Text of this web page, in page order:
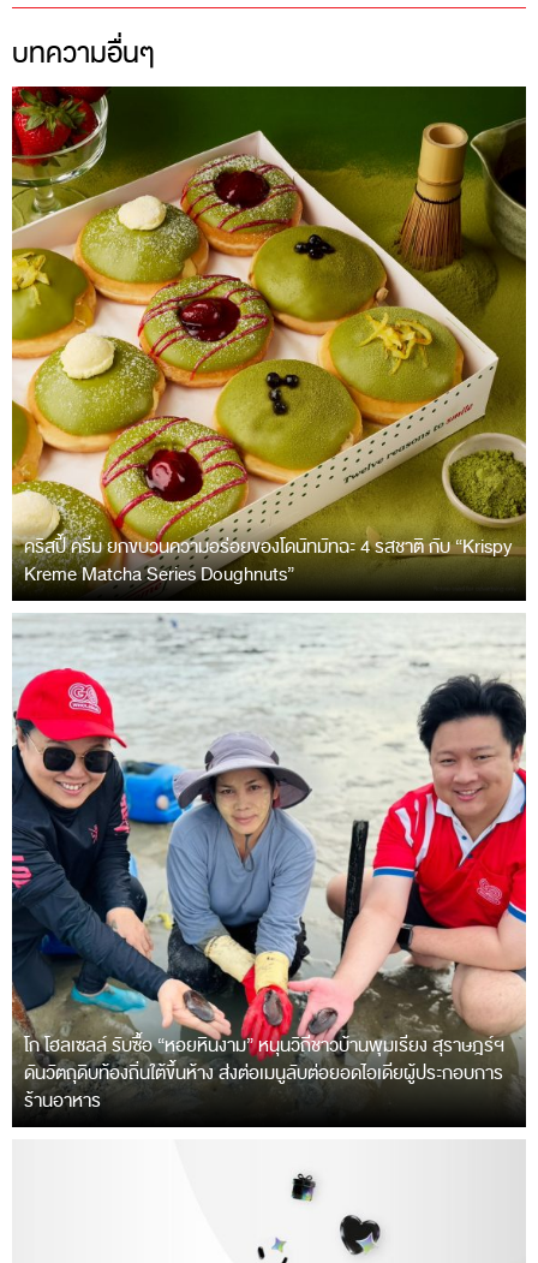
บทความอื่นๆ
คริสปี้ ครีม ยกขบวนความอร่อยของโดนัทมัทฉะ 4 รสชาติ กับ “Krispy
Kreme Matcha Series Doughnuts”
โก โฮลเซลล์ รับซื้อ “หอยหินงาม” หนุนวิถีชาวบ้านพุมเรียง สุราษฎร์ฯ
ดันวัตถุดิบท้องถิ่นใต้ขึ้นห้าง ส่งต่อเมนูลับต่อยอดไอเดียผู้ประกอบการ
ร้านอาหาร